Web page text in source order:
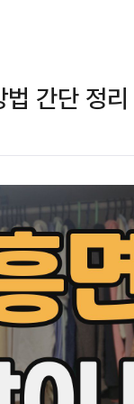
간단 정리